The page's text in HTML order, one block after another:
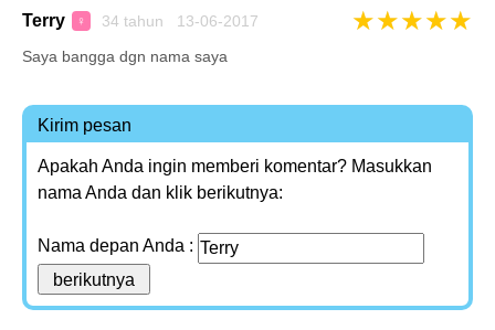
Terry ♀ 34 tahun 13-06-2017 ★★★★★
Saya bangga dgn nama saya
Kirim pesan
Apakah Anda ingin memberi komentar? Masukkan
nama Anda dan klik berikutnya:
Nama depan Anda :